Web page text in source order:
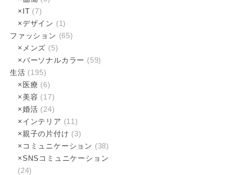
×IT (7)
×デザイン (1)
ファッション (65)
×メンズ (5)
×パーソナルカラー (59)
生活 (195)
×医療 (6)
×美容 (17)
×婚活 (24)
×インテリア (11)
×親子の片付け (3)
×コミュニケーション (38)
×SNSコミュニケーション
(24)